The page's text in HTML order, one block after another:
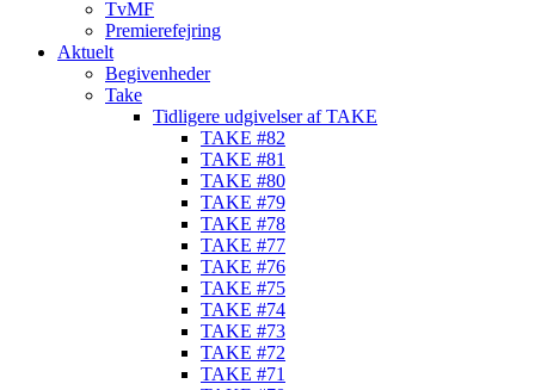
TvMF
Premierefejring
Aktuelt
Begivenheder
Take
Tidligere udgivelser af TAKE
TAKE #82
TAKE #81
TAKE #80
TAKE #79
TAKE #78
TAKE #77
TAKE #76
TAKE #75
TAKE #74
TAKE #73
TAKE #72
TAKE #71